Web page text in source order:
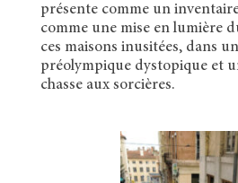
présente comme un
comme une mise en lumière
ces maisons inusitées, dans
préolympique dystopique et
chasse aux sorcières.